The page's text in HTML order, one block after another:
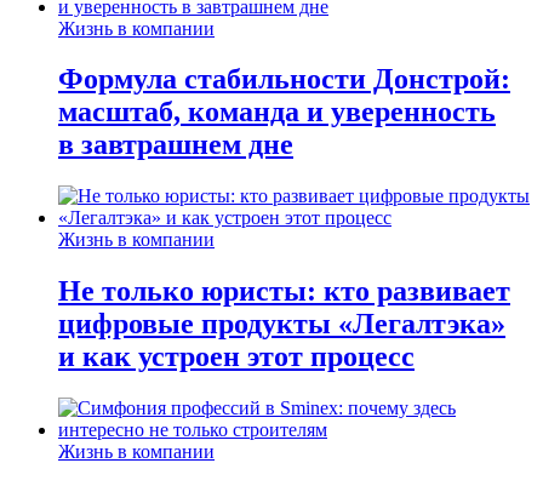
Жизнь в компании
Формула стабильности Донстрой:
масштаб, команда и уверенность
в завтрашнем дне
Жизнь в компании
Не только юристы: кто развивает
цифровые продукты «Легалтэка»
и как устроен этот процесс
Жизнь в компании